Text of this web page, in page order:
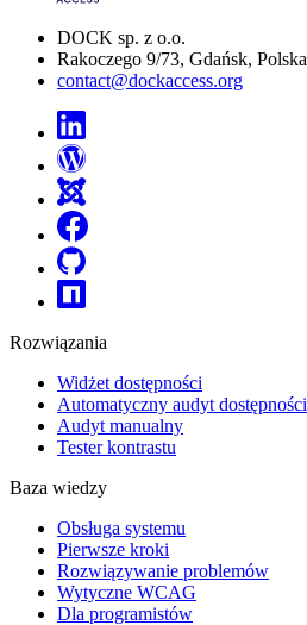
DOCK sp. z o.o.
Rakoczego 9/73, Gdańsk, Polska
contact@dockaccess.org
Rozwiązania
Widżet dostępności
Automatyczny audyt dostępności
Audyt manualny
Tester kontrastu
Baza wiedzy
Obsługa systemu
Pierwsze kroki
Rozwiązywanie problemów
Wytyczne WCAG
Dla programistów